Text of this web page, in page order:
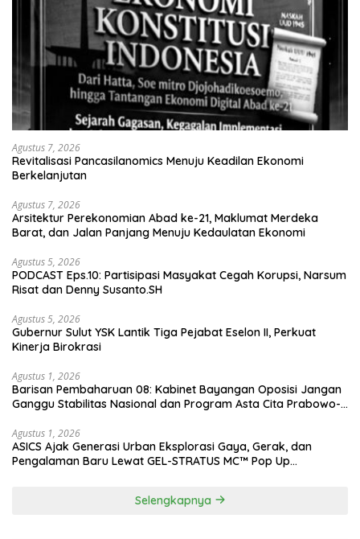
Agustus 7, 2026
Revitalisasi Pancasilanomics Menuju Keadilan Ekonomi
Berkelanjutan
Agustus 7, 2026
Arsitektur Perekonomian Abad ke-21, Maklumat Merdeka
Barat, dan Jalan Panjang Menuju Kedaulatan Ekonomi
Agustus 5, 2026
PODCAST Eps.10: Partisipasi Masyakat Cegah Korupsi, Narsum
Risat dan Denny Susanto.SH
Agustus 5, 2026
Gubernur Sulut YSK Lantik Tiga Pejabat Eselon II, Perkuat
Kinerja Birokrasi
Agustus 1, 2026
Barisan Pembaharuan 08: Kabinet Bayangan Oposisi Jangan
Ganggu Stabilitas Nasional dan Program Asta Cita Prabowo-
Agustus 1, 2026
ASICS Ajak Generasi Urban Eksplorasi Gaya, Gerak, dan
Pengalaman Baru Lewat GEL-STRATUS MC™ Pop Up
Selengkapnya